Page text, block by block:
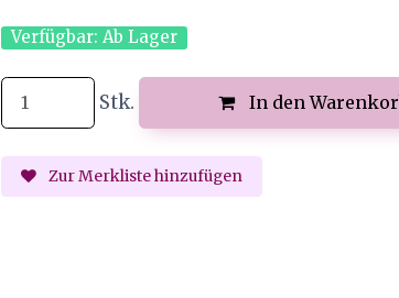
Verfügbar: Ab Lager
Stk. In den
Zur Merkliste hinzufügen